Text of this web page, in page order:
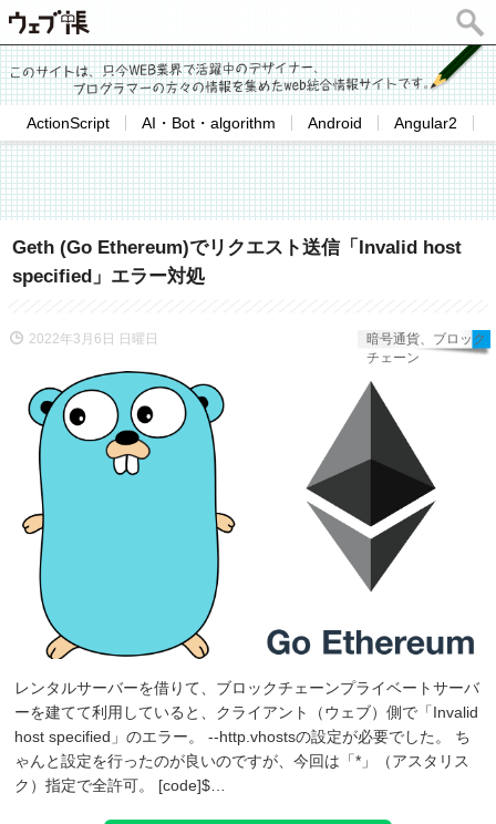
ActionScript AI・Bot・algorithm Android Angular2
Geth (Go Ethereum)でリクエスト送信「Invalid host
specified」エラー対処
暗号通貨、ブロック
チェーン
2022年3月6日 日曜日
レンタルサーバーを借りて、ブロックチェーンプライベートサーバ
ーを建てて利用していると、クライアント（ウェブ）側で「Invalid
host specified」のエラー。 --http.vhostsの設定が必要でした。 ち
ゃんと設定を行ったのが良いのですが、今回は「*」（アスタリス
ク）指定で全許可。 [code]$…